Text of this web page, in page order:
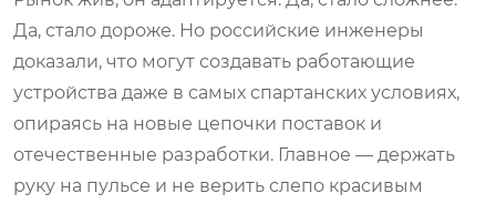
Да, стало дороже. Но российские инженеры
доказали, что могут создавать работающие
устройства даже в самых спартанских условиях,
опираясь на новые цепочки поставок и
отечественные разработки. Главное — держать
руку на пульсе и не верить слепо красивым